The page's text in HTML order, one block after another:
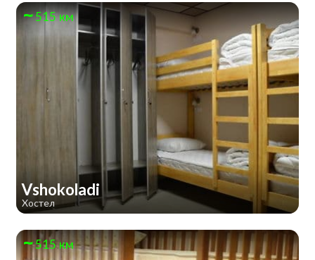
515 км
Vshokoladi
Хостел
515 км